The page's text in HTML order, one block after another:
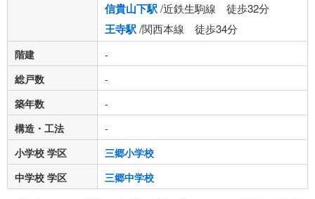
信貴山下駅/近鉄生駒線 徒歩32分
王寺駅/関西本線 徒歩34分
階建
-
総戸数
-
築年数
-
構造・工法
-
小学校 学区
三郷小学校
中学校 学区
三郷中学校